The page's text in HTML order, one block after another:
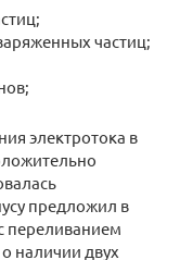
частиц;
электротока в
предложил в
переливанием
наличии двух